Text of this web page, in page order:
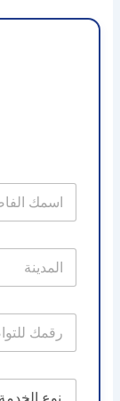
ا
ا
ا
م
ة
ر
م
ن